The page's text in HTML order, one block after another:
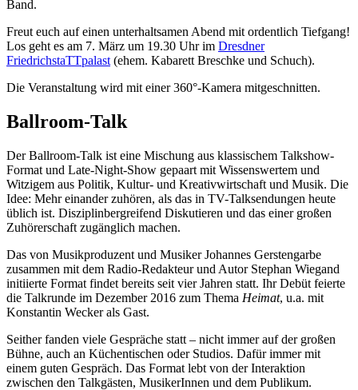
Band.
Freut euch auf einen unterhaltsamen Abend mit ordentlich Tiefgang!
Los geht es am 7. März um 19.30 Uhr im Dresdner
FriedrichstaTTpalast (ehem. Kabarett Breschke und Schuch).
Die Veranstaltung wird mit einer 360°-Kamera mitgeschnitten.
Ballroom-Talk
Der Ballroom-Talk ist eine Mischung aus klassischem Talkshow-
Format und Late-Night-Show gepaart mit Wissenswertem und
Witzigem aus Politik, Kultur- und Kreativwirtschaft und Musik. Die
Idee: Mehr einander zuhören, als das in TV-Talksendungen heute
üblich ist. Disziplinbergreifend Diskutieren und das einer großen
Zuhörerschaft zugänglich machen.
Das von Musikproduzent und Musiker Johannes Gerstengarbe
zusammen mit dem Radio-Redakteur und Autor Stephan Wiegand
initiierte Format findet bereits seit vier Jahren statt. Ihr Debüt feierte
die Talkrunde im Dezember 2016 zum Thema Heimat, u.a. mit
Konstantin Wecker als Gast.
Seither fanden viele Gespräche statt – nicht immer auf der großen
Bühne, auch an Küchentischen oder Studios. Dafür immer mit
einem guten Gespräch. Das Format lebt von der Interaktion
zwischen den Talkgästen, MusikerInnen und dem Publikum.